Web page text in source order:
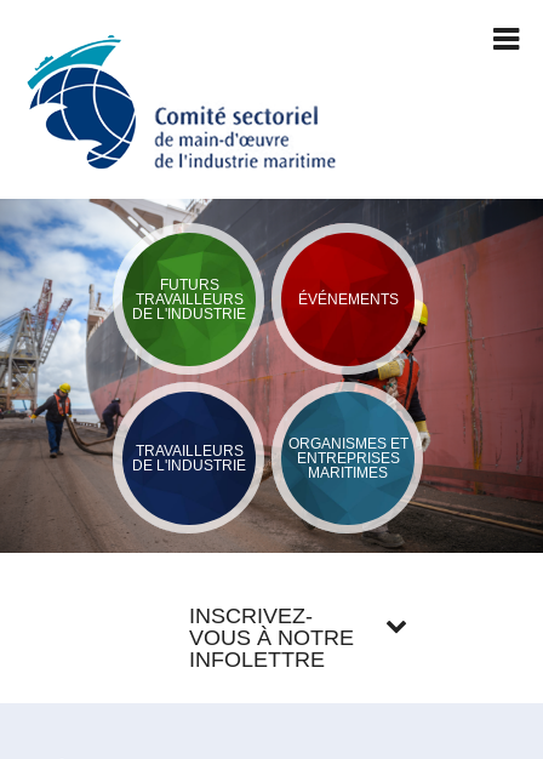
FUTURS
TRAVAILLEURS
DE L'INDUSTRIE
ÉVÉNEMENTS
TRAVAILLEURS
DE L'INDUSTRIE
ORGANISMES ET
ENTREPRISES
MARITIMES
INSCRIVEZ-
VOUS À NOTRE
INFOLETTRE